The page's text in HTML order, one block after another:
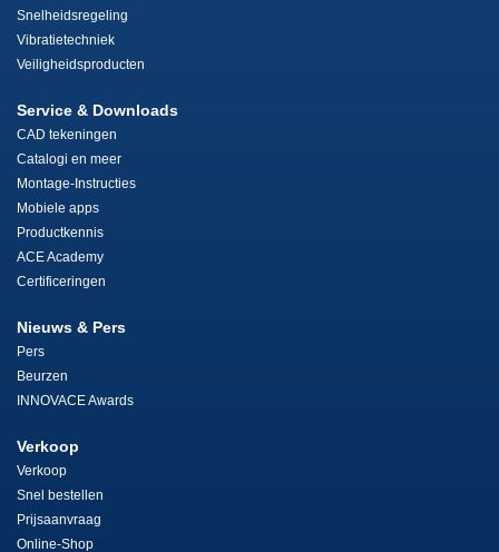
Snelheidsregeling
Vibratietechniek
Veiligheidsproducten
Service & Downloads
CAD tekeningen
Catalogi en meer
Montage-Instructies
Mobiele apps
Productkennis
ACE Academy
Certificeringen
Nieuws & Pers
Pers
Beurzen
INNOVACE Awards
Verkoop
Verkoop
Snel bestellen
Prijsaanvraag
Online-Shop